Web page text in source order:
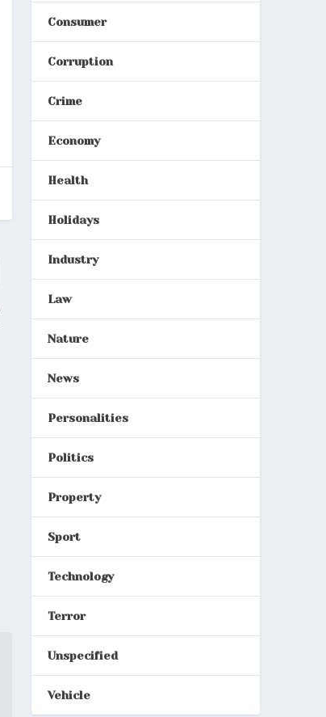
Consumer
Corruption
Crime
Economy
Health
Holidays
Industry
Law
Nature
News
Personalities
Politics
Property
Sport
Technology
Terror
Unspecified
Vehicle